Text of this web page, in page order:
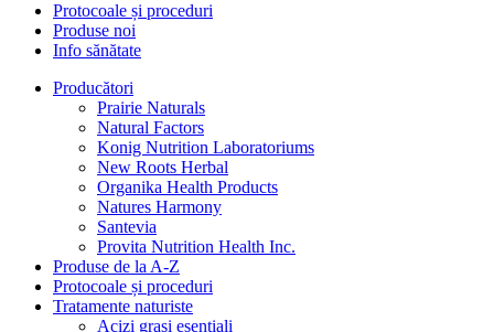
Protocoale și proceduri
Produse noi
Info sănătate
Producători
Prairie Naturals
Natural Factors
Konig Nutrition Laboratoriums
New Roots Herbal
Organika Health Products
Natures Harmony
Santevia
Provita Nutrition Health Inc.
Produse de la A-Z
Protocoale și proceduri
Tratamente naturiste
Acizi grași esențiali